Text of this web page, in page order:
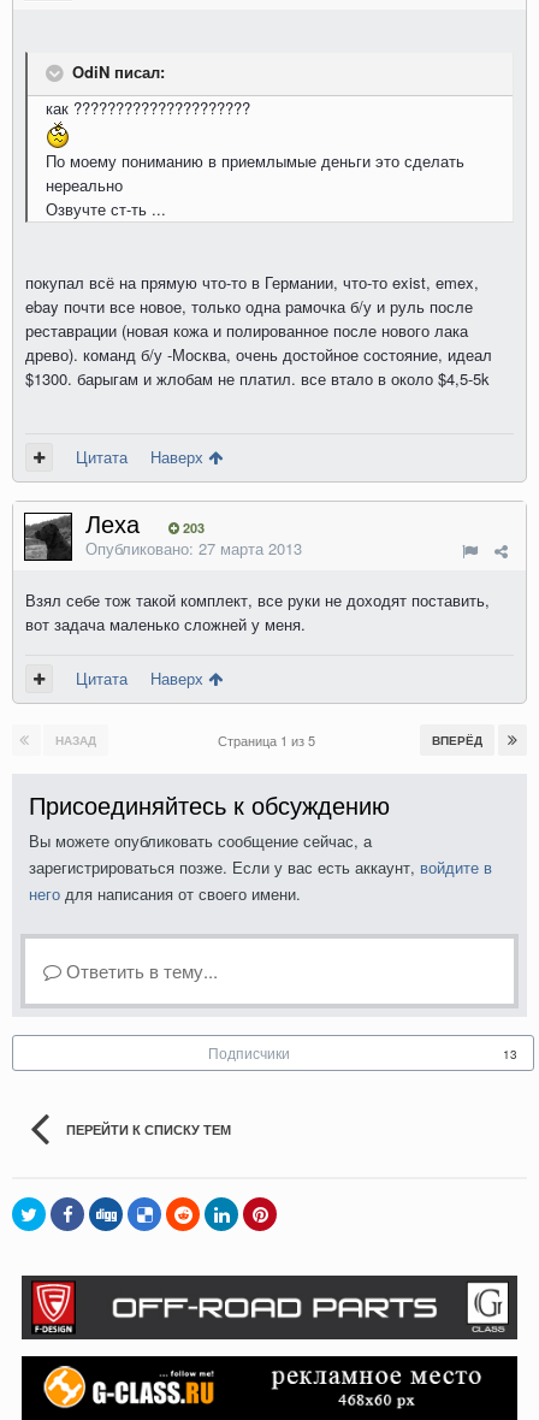
OdiN писал:
как ?????????????????????
По моему пониманию в приемлымые деньги это сделать
нереально
Озвучте ст-ть ...
покупал всё на прямую что-то в Германии, что-то exist, emex,
ebay почти все новое, только одна рамочка б/у и руль после
реставрации (новая кожа и полированное после нового лака
древо). команд б/у -Москва, очень достойное состояние, идеал
$1300. барыгам и жлобам не платил. все втало в около $4,5-5k
Цитата Наверх
Леха 203
Опубликовано: 27 марта 2013
Взял себе тож такой комплект, все руки не доходят поставить,
вот задача маленько сложней у меня.
Цитата Наверх
НАЗАД ВПЕРЁД
Страница 1 из 5
Присоединяйтесь к обсуждению
Вы можете опубликовать сообщение сейчас, а
зарегистрироваться позже. Если у вас есть аккаунт, войдите в
него для написания от своего имени.
Ответить в тему...
Подписчики 13
ПЕРЕЙТИ К СПИСКУ ТЕМ